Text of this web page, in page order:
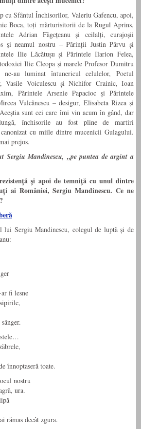
Sfântul Închisorilor, Valeriu Gafencu, apoi,
Boca, toți mărturisitorii de la Rugul Aprins,
Adrian Făgețeanu și ceilalți, curajoșii
și neamul nostru – Părinții Justin Pârvu și
Ilie Lăcătușu și Părintele Ilarion Felea,
Ilie Cleopa și marele Profesor Dumitru
ne-au luminat întunericul celulelor, Poetul
Vasile Voiculescu și Nichifor Crainic, Ioan
Părintele Arsenie Papacioc și Părintele
Vulcănescu – desigur, Elisabeta Rizea și
sunt cei care îmi vin acum în gând, dar
închisorile au fost pline de martiri
cu miile dintre mucenicii Gulagului.
prejos.
Sergiu Mandinescu, „pe puntea de argint a
și apoi de temniță cu unul dintre
ai României, Sergiu Mandinescu. Ce ne
lui Sergiu Mandinescu, colegul de luptă și de
fi lesne
înnoptaseră toate.
nostru
ura.
rămas decât zgura.